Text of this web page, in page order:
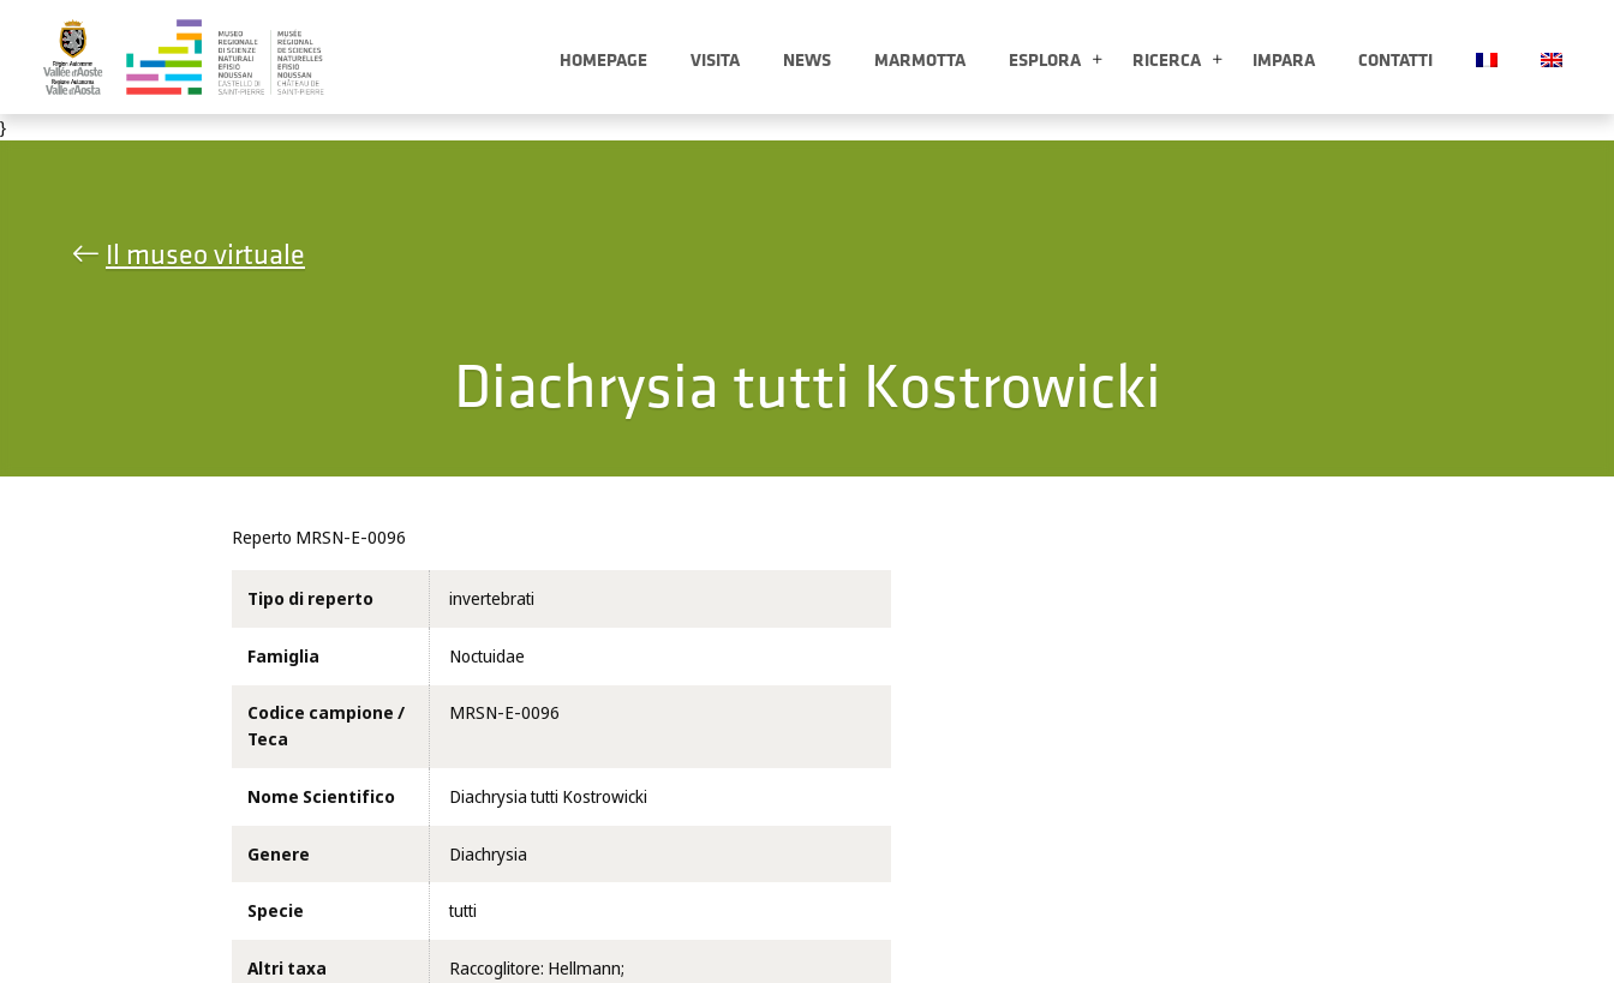
HOMEPAGE VISITA NEWS MARMOTTA ESPLORA RICERCA IMPARA CONTATTI
}
Il museo virtuale
Diachrysia tutti Kostrowicki
Reperto MRSN-E-0096
Tipo di reperto invertebrati
Famiglia Noctuidae
Codice campione /
Teca
MRSN-E-0096
Nome Scientifico Diachrysia tutti Kostrowicki
Genere Diachrysia
Specie tutti
Altri taxa Raccoglitore: Hellmann;